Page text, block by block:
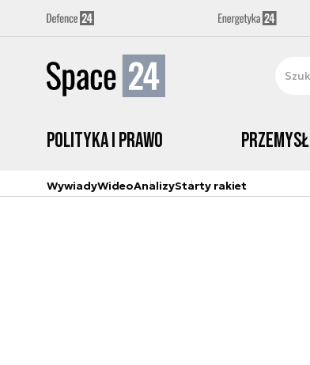
Polityka i prawo Przemysł
WywiadyWideoAnalizyStarty rakiet